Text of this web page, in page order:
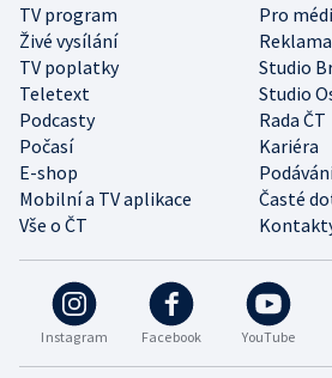
Instagram Facebook YouTube
TV program
Pro
Živé vysílání
Reklama
TV poplatky
Studio
Teletext
Studio
Podcasty
Rada ČT
Počasí
Kariéra
E-shop
Mobilní a TV aplikace
Časté
Vše o ČT